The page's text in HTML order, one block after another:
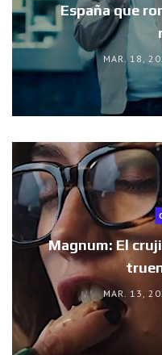
España que
MAR. 18,
Magnum: El
MAR. 13,